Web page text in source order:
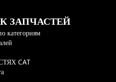
ЗАПЧАСТЕЙ
категориям
CAT